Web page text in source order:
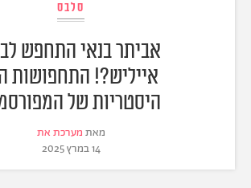
סלבס
אביתר בנאי התחפש
אייליש?! התחפושות
היסטריות של
מאת מערכת את
14 במרץ 2025